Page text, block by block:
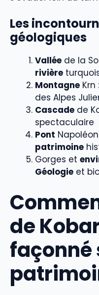
Les
géologiques
Vallée de la
rivière
Montagne Krn :
des Alpes
Cascade de
spectaculaire
Pont
patrimoine
Gorges et
Géologie et
de
façonné